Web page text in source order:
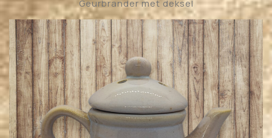
Geurbrander met deksel